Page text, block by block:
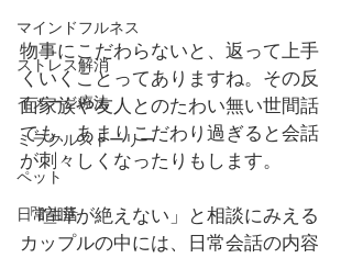
マインドフルネス
ストレス解消
イメージ療法
ミラクルストーリー
ペット
日常生活
物事にこだわらないと、返って上手
くいくことってありますね。その反
面家族や友人とのたわい無い世間話
でも、あまりこだわり過ぎると会話
が刺々しくなったりもします。
「喧嘩が絶えない」と相談にみえる
カップルの中には、日常会話の内容